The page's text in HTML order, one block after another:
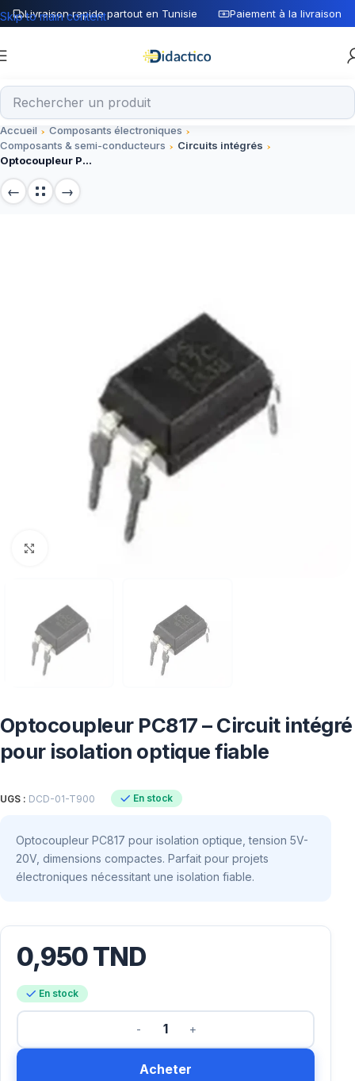
Livraison rapide partout en Tunisie Paiement à la livraison
Skip to main content
Accueil
Composants électroniques
Composants & semi-conducteurs
Circuits intégrés
Optocoupleur PC817 – Circuit intégré pour isolation optique fiable
Optocoupleur PC817 – Circuit intégré
pour isolation optique fiable
UGS : DCD-01-T900 En stock
Optocoupleur PC817 pour isolation optique, tension 5V-
20V, dimensions compactes. Parfait pour projets
électroniques nécessitant une isolation fiable.
0,950TND
En stock
Acheter